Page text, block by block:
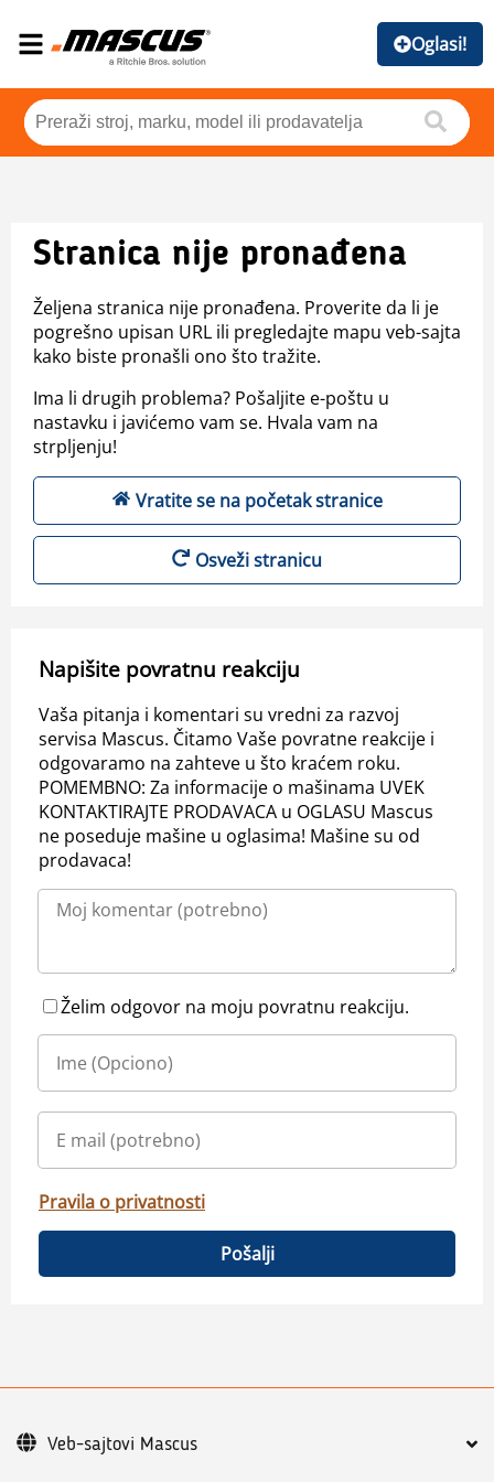
Oglasi!
Stranica nije pronađena
Željena stranica nije pronađena. Proverite da li je
pogrešno upisan URL ili pregledajte mapu veb-sajta
kako biste pronašli ono što tražite.
Ima li drugih problema? Pošaljite e-poštu u
nastavku i javićemo vam se. Hvala vam na
strpljenju!
Vratite se na početak stranice
Osveži stranicu
Napišite povratnu reakciju
Vaša pitanja i komentari su vredni za razvoj
servisa Mascus. Čitamo Vaše povratne reakcije i
odgovaramo na zahteve u što kraćem roku.
POMEMBNO: Za informacije o mašinama UVEK
KONTAKTIRAJTE PRODAVACA u OGLASU Mascus
ne poseduje mašine u oglasima! Mašine su od
prodavaca!
Želim odgovor na moju povratnu reakciju.
Pravila o privatnosti
Pošalji
Veb-sajtovi Mascus